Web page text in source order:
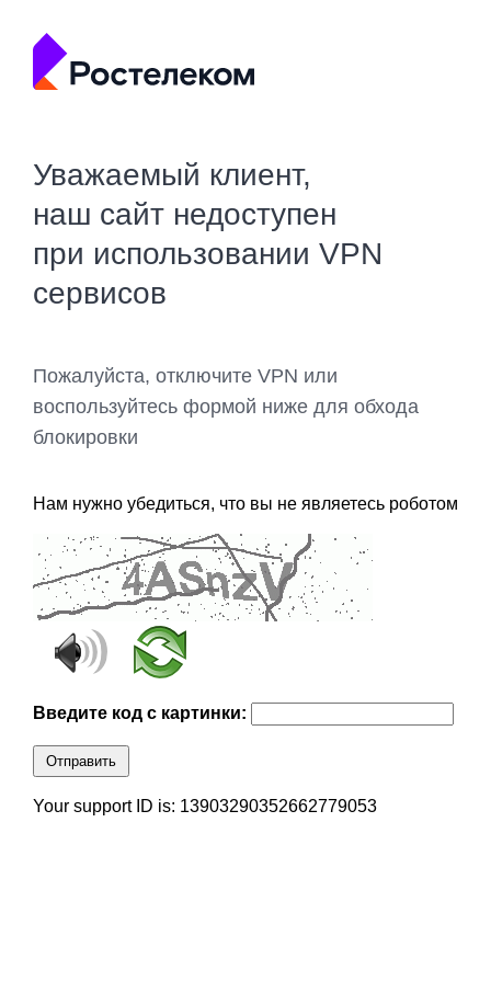
Уважаемый клиент,
наш сайт недоступен
при использовании VPN
сервисов
Пожалуйста, отключите VPN или
воспользуйтесь формой ниже для обхода
блокировки
Нам нужно убедиться, что вы не являетесь роботом
Введите код с картинки:
Отправить
Your support ID is: 13903290352662779053